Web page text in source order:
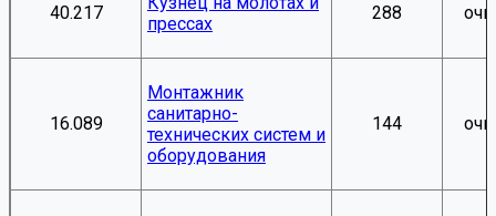
40.217
прессах
288
16.089
Монтажник
санитарно-
технических систем и
оборудования
144